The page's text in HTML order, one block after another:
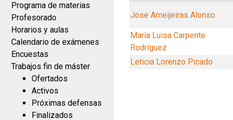
Programa de materias
Profesorado
Horarios y aulas
Calendario de exámenes
Encuestas
Trabajos fin de máster
Ofertados
Activos
Próximas defensas
Finalizados
Jose Ameijeiras Alonso
María Luisa Carpente
Rodríguez
Leticia Lorenzo Picado